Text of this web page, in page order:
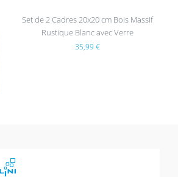
Set de 2 Cadres 20x20 cm Bois Massif
Rustique Blanc avec Verre
35,99 €